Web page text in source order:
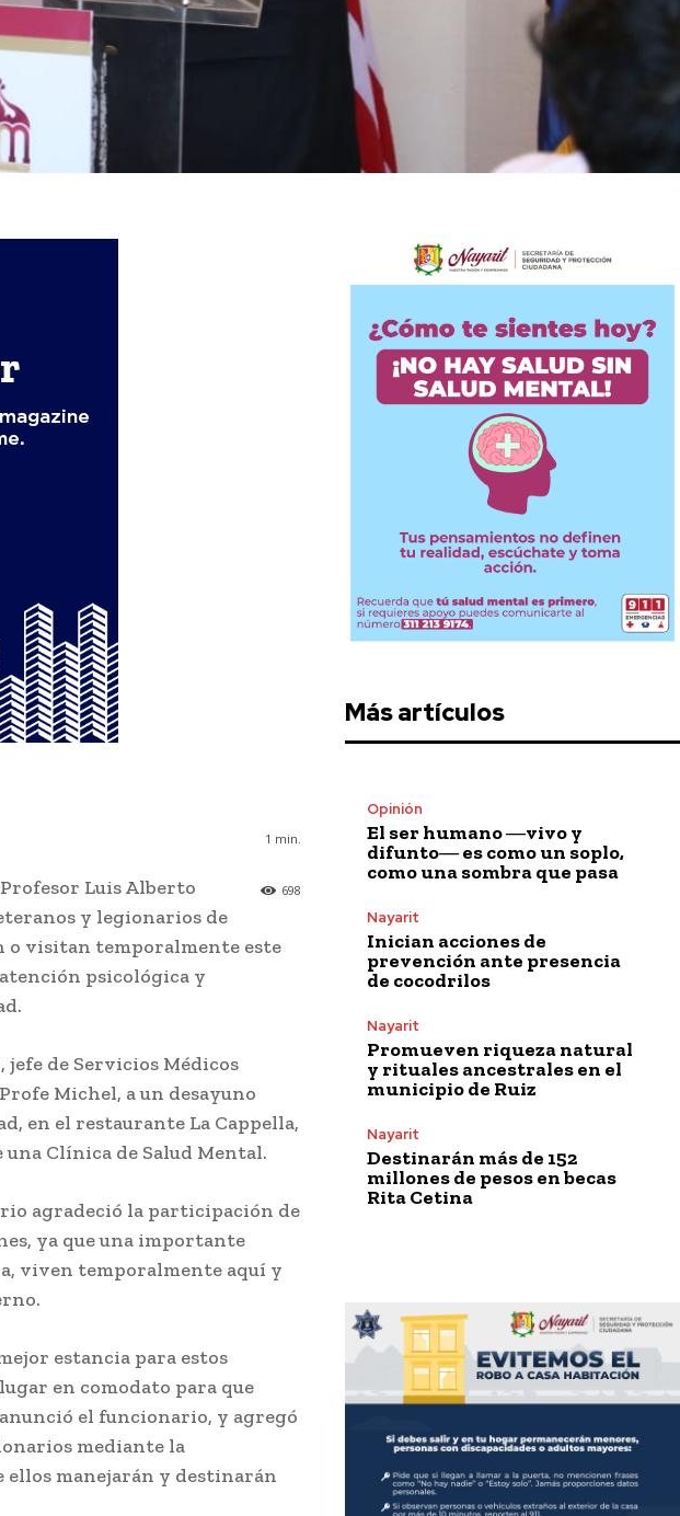
1 min.
698
Luis Alberto
y legionarios de
o visitan temporalmente este
psicológica y
de Servicios Médicos
Michel, a un desayuno
en el restaurante La Cappella,
Clínica de Salud Mental.
agradeció la participación de
ya que una importante
viven temporalmente aquí y
estancia para estos
en comodato para que
el funcionario, y agregó
mediante la
ellos manejarán y destinarán
Más artículos
Opinión
El ser humano ―vivo y
difunto― es como un soplo,
como una sombra que pasa
Nayarit
Inician acciones de
prevención ante presencia
de cocodrilos
Nayarit
Promueven riqueza natural
y rituales ancestrales en el
municipio de Ruiz
Nayarit
Destinarán más de 152
millones de pesos en becas
Rita Cetina